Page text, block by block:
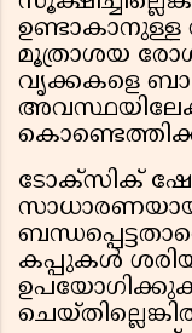
മൂത്രാശയ
വൃക്കകളെ
ടോക്സിക്
കപ്പുകൾ